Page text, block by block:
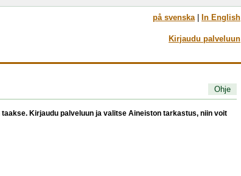
på svenska| In English
Kirjaudu palveluun
Ohje
Kirjaudu palveluun ja valitse Aineiston tarkastus, niin voit